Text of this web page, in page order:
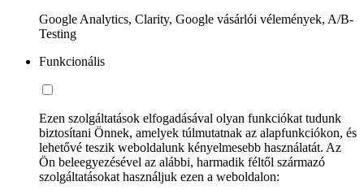
Google Analytics, Clarity, Google vásárlói vélemények, A/B-
Testing
Funkcionális
Ezen szolgáltatások elfogadásával olyan funkciókat tudunk
biztosítani Önnek, amelyek túlmutatnak az alapfunkciókon, és
lehetővé teszik weboldalunk kényelmesebb használatát. Az
Ön beleegyezésével az alábbi, harmadik féltől származó
szolgáltatásokat használjuk ezen a weboldalon: